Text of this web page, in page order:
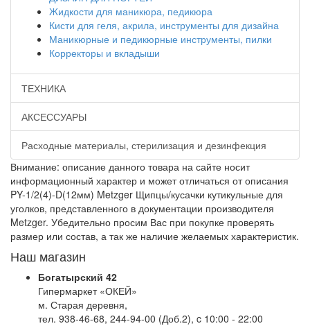
Жидкости для маникюра, педикюра
Кисти для геля, акрила, инструменты для дизайна
Маникюрные и педикюрные инструменты, пилки
Корректоры и вкладыши
ТЕХНИКА
АКСЕССУАРЫ
Расходные материалы, стерилизация и дезинфекция
Внимание: описание данного товара на сайте носит
информационный характер и может отличаться от описания
PY-1/2(4)-D(12мм) Metzger Щипцы/кусачки кутикульные для
уголков, представленного в документации производителя
Metzger. Убедительно просим Вас при покупке проверять
размер или состав, а так же наличие желаемых характеристик.
Наш магазин
Богатырский 42
Гипермаркет «ОКЕЙ»
м. Старая деревня,
тел. 938-46-68, 244-94-00 (Доб.2), c 10:00 - 22:00